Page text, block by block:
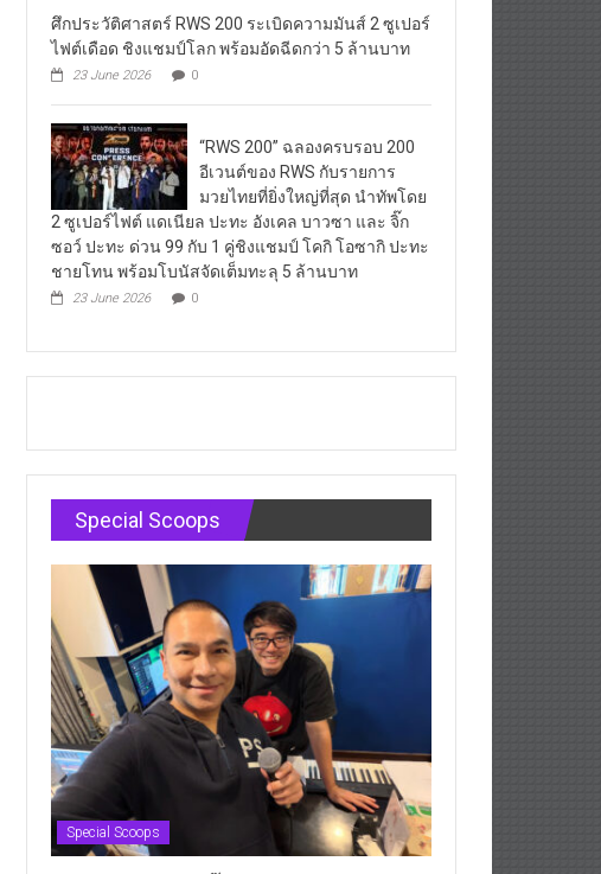
ศึกประวัติศาสตร์ RWS 200 ระเบิดความมันส์ 2 ซูเปอร์
ไฟต์เดือด ชิงแชมป์โลก พร้อมอัดฉีดกว่า 5 ล้านบาท
23 June 2026 0
“RWS 200” ฉลองครบรอบ 200
อีเวนต์ของ RWS กับรายการ
มวยไทยที่ยิ่งใหญ่ที่สุด นำทัพโดย
2 ซูเปอร์ไฟต์ แดเนียล ปะทะ อังเคล บาวซา และ จิ๊ก
ซอว์ ปะทะ ด่วน 99 กับ 1 คู่ชิงแชมป์ โคกิ โอซากิ ปะทะ
ชายโทน พร้อมโบนัสจัดเต็มทะลุ 5 ล้านบาท
23 June 2026 0
Special Scoops
Special Scoops